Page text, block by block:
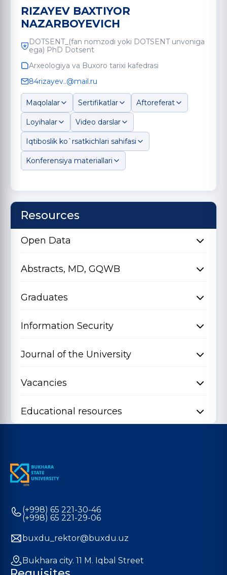
RIZAYEV BAXTIYOR
NAZARBOYEVICH
DOTSENT_(fan nomzodi yoki DOTSENT unvoniga
ega) PhD Dotsent
Arxeologiya va Buxoro tarixi kafedrasi
84rizayev..@mail.ru
Maqolalar Sertifikatlar Aftoreferat
Loyihalar Video darslar
Iqtiboslik ko`rsatkichlari sahifasi
Konferensiya materiallari
Resources
Open Data
Abstracts, MD, GQWB
Graduates
Information Security
Journal of the University
Vacancies
Educational resources
(+998) 65 221-30-46
(+998) 65 221-29-06
buxdu_rektor@buxdu.uz
Bukhara city. 11 M. Iqbal Street